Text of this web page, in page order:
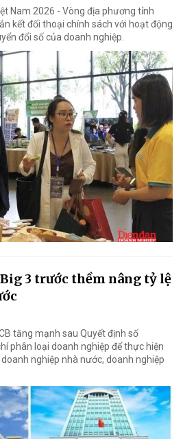
Nam 2026 - Vòng địa phương tỉnh
kết đối thoại chính sách với hoạt động
đổi số của doanh nghiệp.
3 trước thềm nâng tỷ lệ
tăng mạnh sau Quyết định số
phân loại doanh nghiệp để thực hiện
nghiệp nhà nước, doanh nghiệp